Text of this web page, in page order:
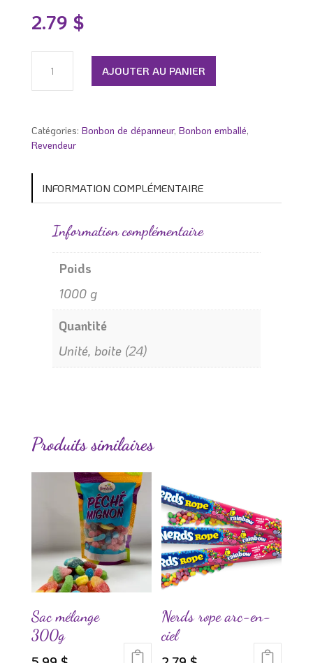
2.79 $
quantité
Suçon
unités)
AJOUTER AU PANIER
Catégories: Bonbon de dépanneur, Bonbon emballé,
Revendeur
INFORMATION COMPLÉMENTAIRE
Information complémentaire
Poids
1000 g
Quantité
Unité, boite (24)
Produits similaires
Sac mélange
300g
Nerds rope arc-en-
ciel